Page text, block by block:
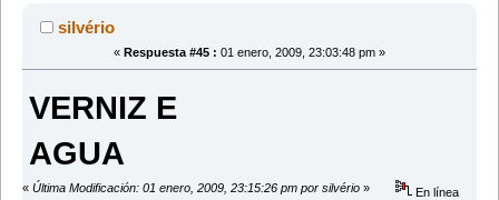
silvério
« Respuesta #45 : 01 enero, 2009, 23:03:48 pm »
VERNIZ E
AGUA
« Última Modificación: 01 enero, 2009, 23:15:26 pm por silvério » En línea